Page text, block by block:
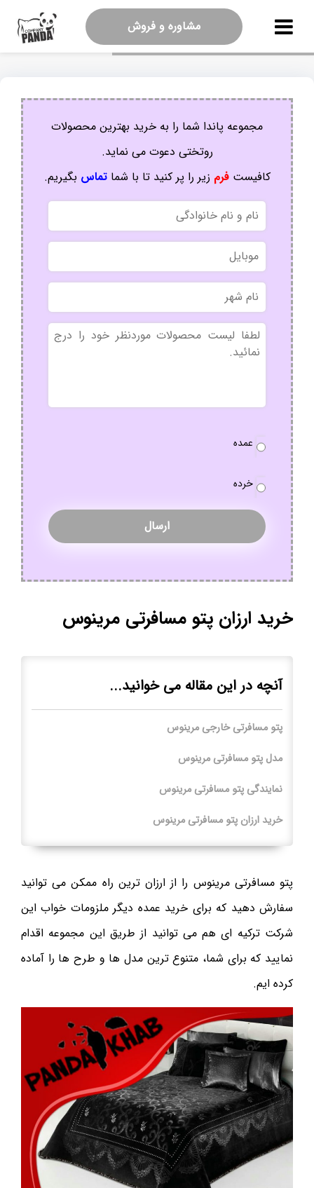
مشاوره و فروش
مجموعه پاندا شما را به خرید بهترین محصولات
روتختی دعوت می نماید.
کافیستفرم زیر را پر کنید تا با شماتماس بگیریم.
نام
و
نام
خانوادگی
موبایل
نام
شهر
بدون
عنوان
سفارش
عمده
خرده
خرید ارزان پتو مسافرتی مرینوس
آنچه در این مقاله می خوانید...
پتو مسافرتی خارجی مرینوس
مدل پتو مسافرتی مرینوس
نمایندگی پتو مسافرتی مرینوس
خرید ارزان پتو مسافرتی مرینوس
پتو مسافرتی مرینوس را از ارزان ترین راه ممکن می توانید
سفارش دهید که برای خرید عمده دیگر ملزومات خواب این
شرکت ترکیه ای هم می توانید از طریق این مجموعه اقدام
نمایید که برای شما، متنوع ترین مدل ها و طرح ها را آماده
کرده ایم.